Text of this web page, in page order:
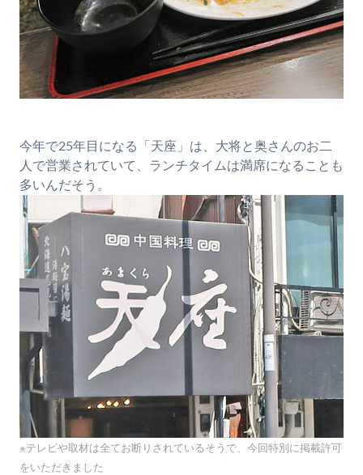
今年で25年目になる「天座」は、大将と奥さんのお二
人で営業されていて、ランチタイムは満席になることも
多いんだそう。
※テレビや取材は全てお断りされているそうで、今回特別に掲載許可
をいただきました